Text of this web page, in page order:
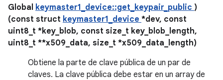
Global keymaster1_device::get_keypair_public )
(const struct keymaster1_device *dev, const
uint8_t *key_blob, const size_t key_blob_length,
uint8_t **x509_data, size_t *x509_data_length)
Obtiene la parte de clave pública de un par de
claves. La clave pública debe estar en un array de